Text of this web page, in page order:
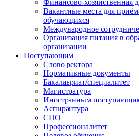
Финансово-хозяйственная
Вакантные места для
обучающихся
Международное
Организация питания в
организации
Поступающим
Слово ректора
Нормативные документы
Бакалавриат/специалитет
Магистратура
Иностранным
Аспирантура
СПО
Профессионалитет